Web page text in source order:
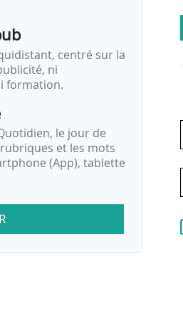
centré sur la
ni
formation.
le jour de
et les mots
(App), tablette